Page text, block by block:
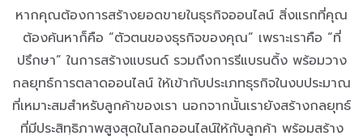
หากคุณต้องการสร้างยอดขายในธุรกิจออนไลน์ สิ่งแรกที่คุณ
ต้องค้นหาก็คือ “ตัวตนของธุรกิจของคุณ” เพราะเราคือ “ที่
ปรึกษา” ในการสร้างแบรนด์ รวมถึงการรีแบรนดิ้ง พร้อมวาง
กลยุทธ์การตลาดออนไลน์ ให้เข้ากับประเภทธุรกิจในงบประมาณ
ที่เหมาะสมสำหรับลูกค้าของเรา นอกจากนั้นเรายังสร้างกลยุทธ์
ที่มีประสิทฺธิภาพสูงสุดในโลกออนไลน์ให้กับลูกค้า พร้อมสร้าง